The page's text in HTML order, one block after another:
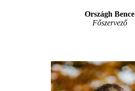
Országh Bence
Főszervező